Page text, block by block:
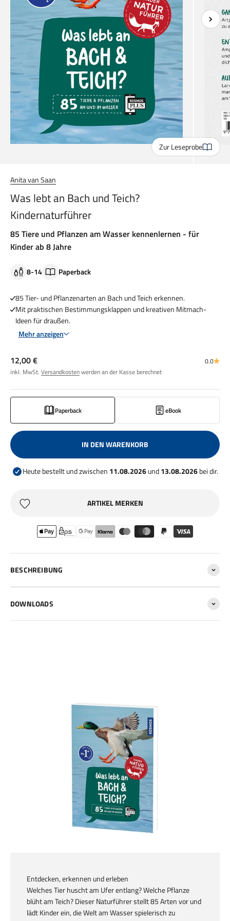
Zur Leseprobe
Anita van Saan
Was lebt an Bach und Teich?
Kindernaturführer
85 Tiere und Pflanzen am Wasser kennenlernen - für
Kinder ab 8 Jahre
8-14 Paperback
85 Tier- und Pflanzenarten an Bach und Teich erkennen.
Mit praktischen Bestimmungsklappen und kreativen Mitmach-
Ideen für draußen.
Mehr anzeigen
Angebot
12,00 €
inkl. MwSt. Versandkostenwerden an der Kasse berechnet
0.0
Paperback eBook
IN DEN WARENKORB
Heute bestellt und zwischen 11.08.2026und13.08.2026bei dir.
ARTIKEL MERKEN
BESCHREIBUNG
DOWNLOADS
Entdecken, erkennen und erleben
Welches Tier huscht am Ufer entlang? Welche Pflanze
blüht am Teich? Dieser Naturführer stellt 85 Arten vor und
lädt Kinder ein, die Welt am Wasser spielerisch zu